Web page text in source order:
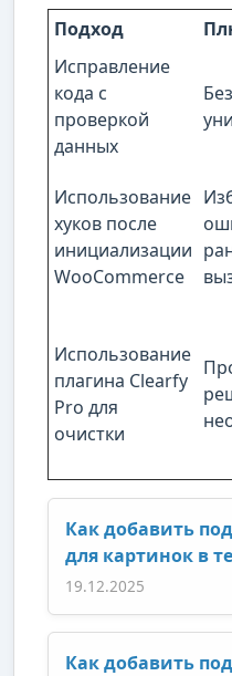
Подход
Исправление
кода с
проверкой
данных
Использование
хуков после
инициализации
WooCommerce
Использование
плагина Clearfy
Pro для
очистки
Как добавить
для картинок в
19.12.2025
Как добавить